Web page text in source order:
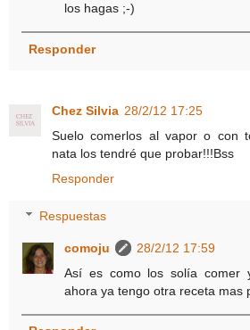
los hagas ;-)
Responder
Chez Silvia 28/2/12 17:25
Suelo comerlos al vapor o con
nata los tendré que probar!!!Bss
Responder
Respuestas
comoju
28/2/12 17:59
Así es como los solía comer
ahora ya tengo otra receta mas